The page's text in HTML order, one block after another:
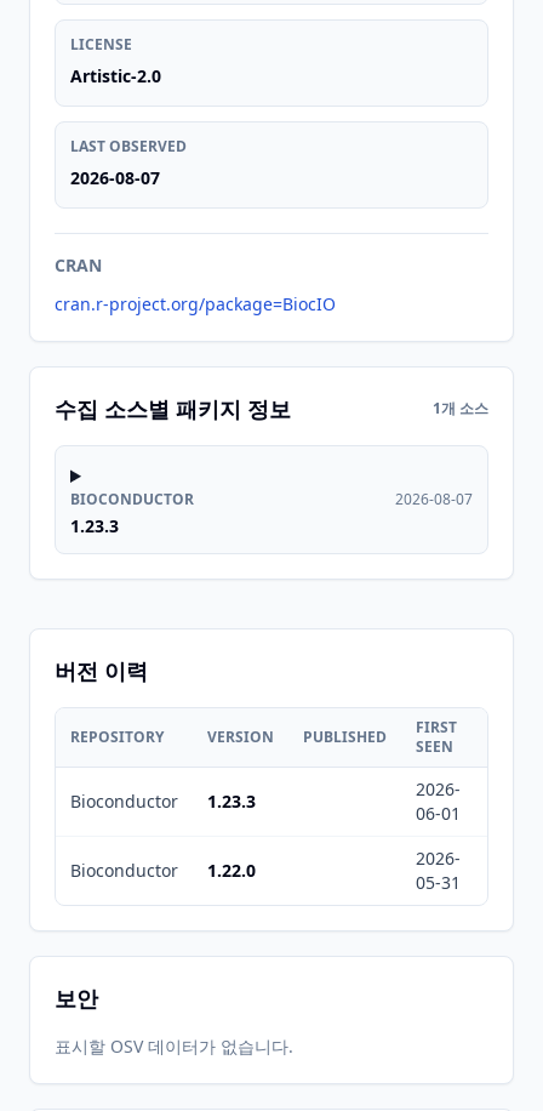
LICENSE
Artistic-2.0
LAST OBSERVED
2026-08-07
CRAN
cran.r-project.org/package=BiocIO
수집 소스별 패키지 정보 1개 소스
BIOCONDUCTOR
1.23.3
2026-08-07
버전 이력
REPOSITORY VERSION PUBLISHED
FIRST
SEEN
Bioconductor 1.23.3
2026-
06-01
Bioconductor 1.22.0
2026-
05-31
보안
표시할 OSV 데이터가 없습니다.